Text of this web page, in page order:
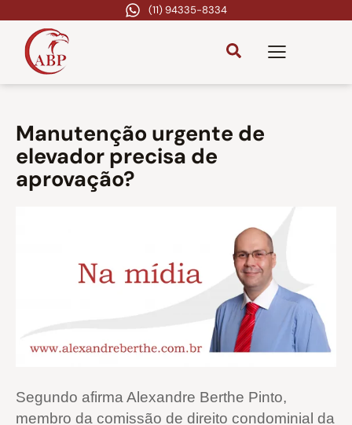
(11) 94335-8334
Manutenção urgente de
elevador precisa de
aprovação?
Segundo afirma Alexandre Berthe Pinto,
membro da comissão de direito condominial da